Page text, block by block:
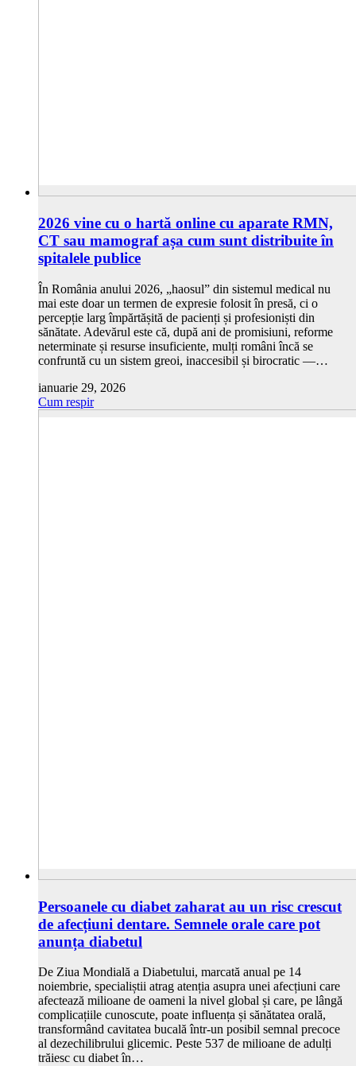
2026 vine cu o hartă online cu aparate RMN,
CT sau mamograf așa cum sunt distribuite în
spitalele publice
În România anului 2026, „haosul” din sistemul medical nu
mai este doar un termen de expresie folosit în presă, ci o
percepție larg împărtășită de pacienți și profesioniști din
sănătate. Adevărul este că, după ani de promisiuni, reforme
neterminate și resurse insuficiente, mulți români încă se
confruntă cu un sistem greoi, inaccesibil și birocratic —…
ianuarie 29, 2026
Cum respir
Persoanele cu diabet zaharat au un risc crescut
de afecțiuni dentare. Semnele orale care pot
anunța diabetul
De Ziua Mondială a Diabetului, marcată anual pe 14
noiembrie, specialiștii atrag atenția asupra unei afecțiuni care
afectează milioane de oameni la nivel global și care, pe lângă
complicațiile cunoscute, poate influența și sănătatea orală,
transformând cavitatea bucală într-un posibil semnal precoce
al dezechilibrului glicemic. Peste 537 de milioane de adulți
trăiesc cu diabet în…